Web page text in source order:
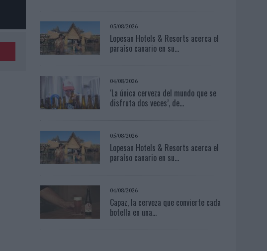
05/08/2026
Lopesan Hotels & Resorts acerca el
paraíso canario en su...
04/08/2026
‘La única cerveza del mundo que se
disfruta dos veces’, de...
05/08/2026
Lopesan Hotels & Resorts acerca el
paraíso canario en su...
04/08/2026
Capaz, la cerveza que convierte cada
botella en una...